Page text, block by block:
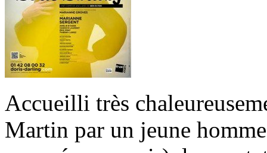
Accueilli très
Martin par un jeune